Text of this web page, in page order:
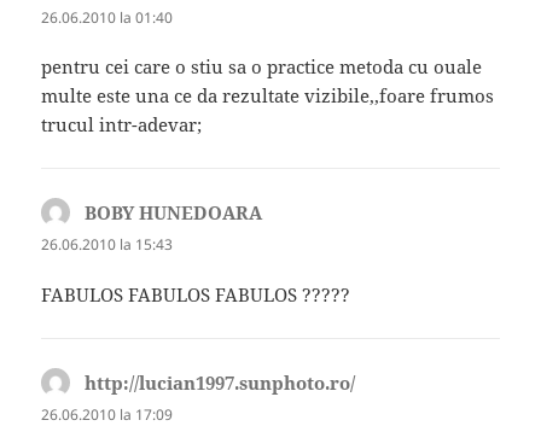
26.06.2010 la 01:40
pentru cei care o stiu sa o practice metoda cu ouale
multe este una ce da rezultate vizibile,,foare frumos
trucul intr-adevar;
BOBY HUNEDOARAspune:
26.06.2010 la 15:43
FABULOS FABULOS FABULOS ?????
http://lucian1997.sunphoto.ro/spune:
26.06.2010 la 17:09